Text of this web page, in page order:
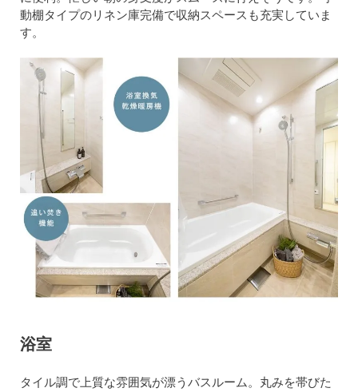
動棚タイプのリネン庫完備で収納スペースも充実していま
す。
浴室
タイル調で上質な雰囲気が漂うバスルーム。丸みを帯びた